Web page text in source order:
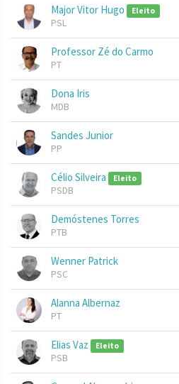
Major Vitor Hugo Eleito
PSL
Professor Zé do Carmo
PT
Dona Iris
MDB
Sandes Junior
PP
Célio Silveira Eleito
PSDB
Demóstenes Torres
PTB
Wenner Patrick
PSC
Alanna Albernaz
PT
Elias Vaz Eleito
PSB